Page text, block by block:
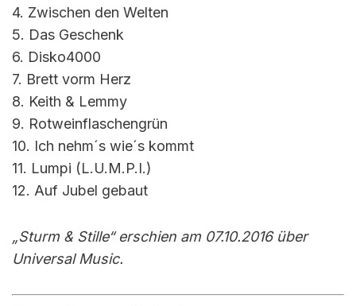
4. Zwischen den Welten
5. Das Geschenk
6. Disko4000
7. Brett vorm Herz
8. Keith & Lemmy
9. Rotweinflaschengrün
10. Ich nehm´s wie´s kommt
11. Lumpi (L.U.M.P.I.)
12. Auf Jubel gebaut
„Sturm & Stille“ erschien am 07.10.2016 über
Universal Music.